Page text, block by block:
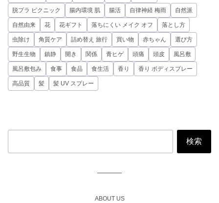
脱プラ ピクニック 腸内環境 肌 腸活 自律神経 梅雨 自然派
自然由来 花 花ギフト 落ちにくい メイク オフ 落とし方
虫除け 角質ケア 詰め替え 旅行 買い物 赤ちゃん 選び方
野生生物 鎮静 開き 関係 青ヒゲ 頭痛 頭皮 風呂敷
風呂敷包み 食事 食品 食生活 香り 香り ボディスプレー
高品質 髪 髪 UV スプレー
ABOUT US